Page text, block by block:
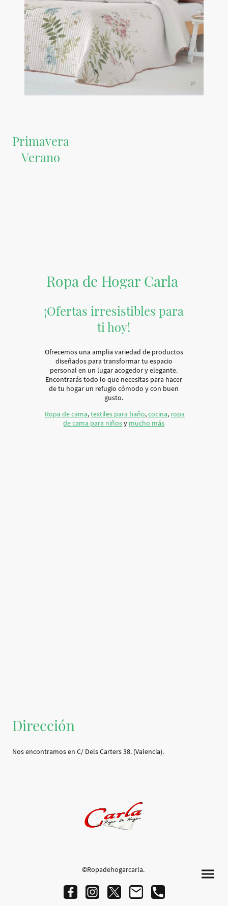
Primavera
Verano
Ropa de Hogar Carla
¡Ofertas irresistibles para
ti hoy!
Ofrecemos una amplia variedad de productos
diseñados para transformar tu espacio
personal en un lugar acogedor y elegante.
Encontrarás todo lo que necesitas para hacer
de tu hogar un refugio cómodo y con buen
gusto.
Ropa de cama,textiles para baño,cocina, ropa
de cama para niñosy mucho más
Dirección
Nos encontramos en C/ Dels Carters 38. (Valencia).
©Ropadehogarcarla.